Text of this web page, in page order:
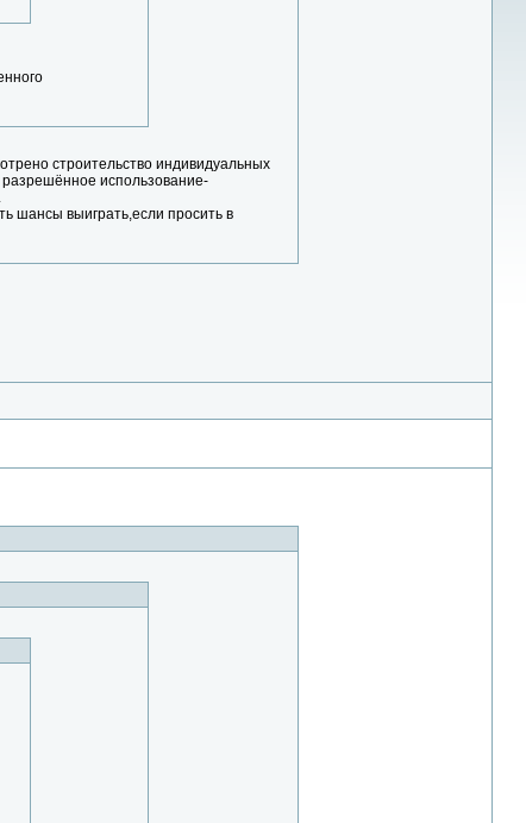
строительство индивидуальных
использование-
шансы выиграть,если просить в